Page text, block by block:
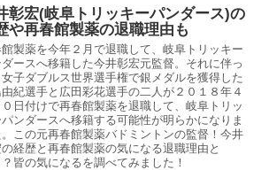
彰宏(岐阜トリッキーパンダース)の
や再春館製薬の退職理由も
製薬を今年２月で退職して、岐阜トリッキー
ースへ移籍した今井彰宏元監督。それに伴っ
子ダブルス世界選手権で銀メダルを獲得した
紀選手と広田彩花選手の二人が２０１８年４
０日付けで再春館製薬を退職して、岐阜トリッ
パンダースへ移籍する可能性が明らかになりま
。この元再春館製薬バドミントンの監督！今井
経歴と再春館製薬の気になる退職理由と
皆の気になるを調べてみました！